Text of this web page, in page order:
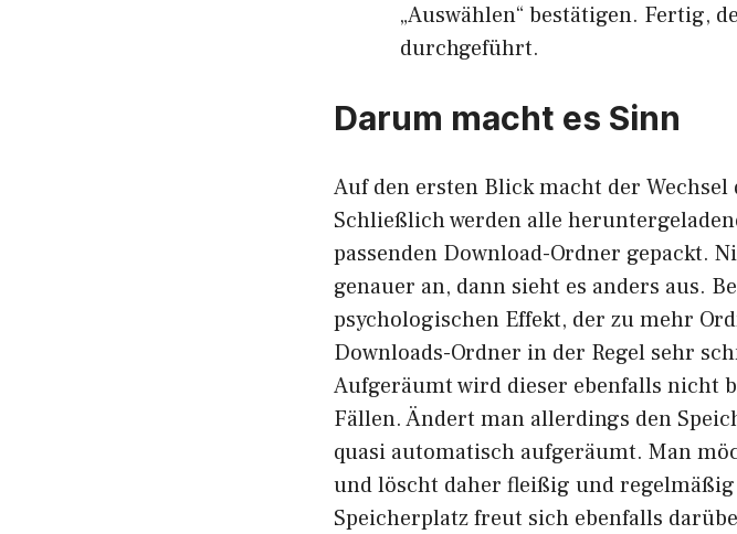
„Auswählen“ bestätigen. Fertig,
durchgeführt.
Darum macht es Sinn
Auf den ersten Blick macht der
Schließlich werden alle
passenden Download-Ordner gepackt.
genauer an, dann sieht es anders aus.
psychologischen Effekt, der zu mehr
Downloads-Ordner in der Regel sehr
Aufgeräumt wird dieser ebenfalls nicht
Fällen. Ändert man allerdings den
quasi automatisch aufgeräumt. Man
und löscht daher fleißig und
Speicherplatz freut sich ebenfalls